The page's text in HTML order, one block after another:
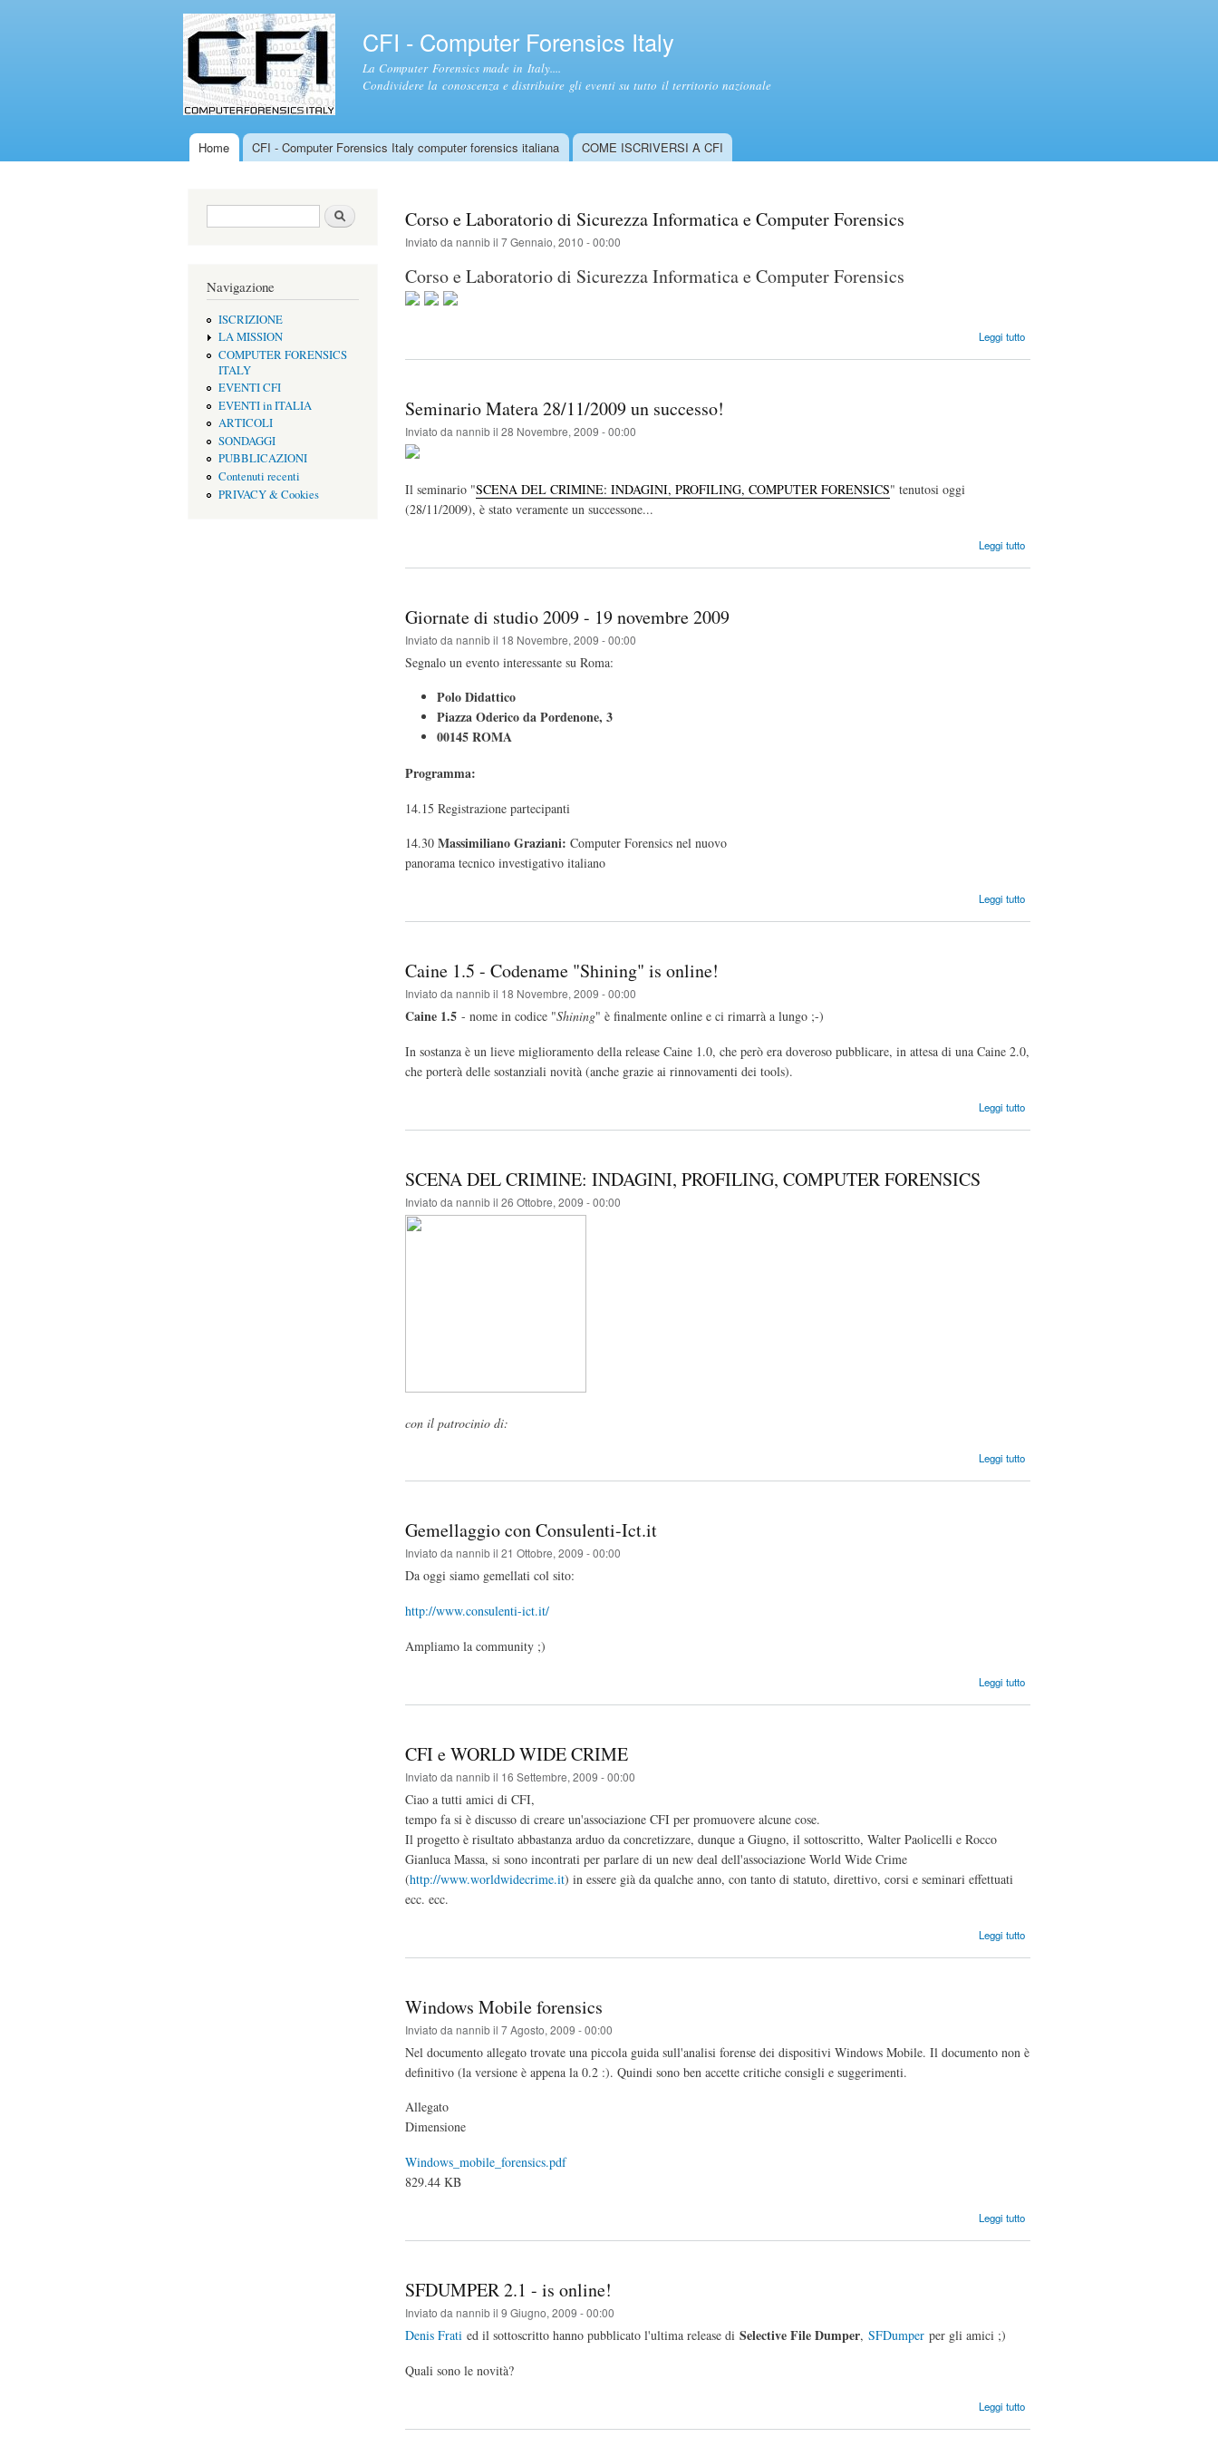
principale
CFI - Computer Forensics Italy
La Computer Forensics made in Italy....
Condividere la conoscenza e distribuire gli eventi su tutto il territorio nazionale
Menu principale
Home CFI - Computer Forensics Italy computer forensics italiana COME ISCRIVERSI A CFI
Form di ricerca Cerca
Navigazione
ISCRIZIONE
LA MISSION
COMPUTER FORENSICS
ITALY
EVENTI CFI
EVENTI in ITALIA
ARTICOLI
SONDAGGI
PUBBLICAZIONI
Contenuti recenti
PRIVACY & Cookies
Corso e Laboratorio di Sicurezza Informatica e Computer Forensics
Inviato da nannibil 7 Gennaio, 2010 - 00:00
Corso e Laboratorio di Sicurezza Informatica e Computer Forensics
Leggi tutto
Seminario Matera 28/11/2009 un successo!
Inviato da nannibil 28 Novembre, 2009 - 00:00
Il seminario "SCENA DEL CRIMINE: INDAGINI, PROFILING, COMPUTER FORENSICS" tenutosi oggi
(28/11/2009), è stato veramente un successone...
Leggi tutto
Giornate di studio 2009 - 19 novembre 2009
Inviato da nannibil 18 Novembre, 2009 - 00:00
Segnalo un evento interessante su Roma:
Polo Didattico
Piazza Oderico da Pordenone, 3
00145 ROMA
Programma:
14.15 Registrazione partecipanti
14.30 Massimiliano Graziani: Computer Forensics nel nuovo
panorama tecnico investigativo italiano
Leggi tutto
Caine 1.5 - Codename "Shining" is online!
Inviato da nannibil 18 Novembre, 2009 - 00:00
Caine 1.5 - nome in codice "Shining" è finalmente online e ci rimarrà a lungo ;-)
In sostanza è un lieve miglioramento della release Caine 1.0, che però era doveroso pubblicare, in attesa di una Caine 2.0,
che porterà delle sostanziali novità (anche grazie ai rinnovamenti dei tools).
Leggi tutto
Codename
SCENA DEL CRIMINE: INDAGINI, PROFILING, COMPUTER FORENSICS
Inviato da nannibil 26 Ottobre, 2009 - 00:00
con il patrocinio di:
Leggi tutto
Gemellaggio con Consulenti-Ict.it
Inviato danannibil 21 Ottobre, 2009 - 00:00
Da oggi siamo gemellati col sito:
http://www.consulenti-ict.it/
Ampliamo la community ;)
Leggi tutto
CFI e WORLD WIDE CRIME
Inviato da nannibil 16 Settembre, 2009 - 00:00
Ciao a tutti amici di CFI,
tempo fa si è discusso di creare un'associazione CFI per promuovere alcune cose.
Il progetto è risultato abbastanza arduo da concretizzare, dunque a Giugno, il sottoscritto, Walter Paolicelli e Rocco
Gianluca Massa, si sono incontrati per parlare di un new deal dell'associazione World Wide Crime
(http://www.worldwidecrime.it) in essere già da qualche anno, con tanto di statuto, direttivo, corsi e seminari effettuati
ecc. ecc.
Leggi tutto
Windows Mobile forensics
Inviato da nannibil 7 Agosto, 2009 - 00:00
Nel documento allegato trovate una piccola guida sull'analisi forense dei dispositivi Windows Mobile. Il documento non è
definitivo (la versione è appena la 0.2 :). Quindi sono ben accette critiche consigli e suggerimenti.
Allegato
Dimensione
Windows_mobile_forensics.pdf
829.44 KB
Leggi tutto
SFDUMPER 2.1 - is online!
Inviato da nannibil 9 Giugno, 2009 - 00:00
Denis Frati ed il sottoscritto hanno pubblicato l'ultima release di Selective File Dumper, SFDumper per gli amici ;)
Quali sono le novità?
Leggi tutto